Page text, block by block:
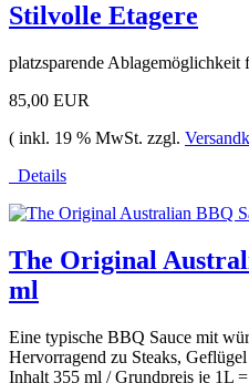
Stilvolle Etagere
platzsparende Ablagemöglichkeit
85,00 EUR
( inkl. 19 % MwSt. zzgl.
Details
The Original
ml
Eine typische BBQ Sauce mit
Hervorragend zu Steaks,
Inhalt 355 ml / Grundpreis je 1L